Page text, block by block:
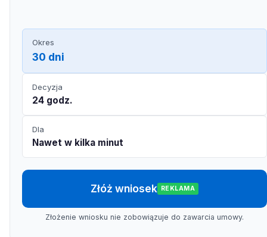
Okres
30 dni
Decyzja
24 godz.
Dla
Nawet w kilka minut
Złóż wniosek REKLAMA
Złożenie wniosku nie zobowiązuje do zawarcia umowy.